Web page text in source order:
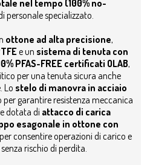
nel tempo (100% no-
personale specializzato.
ottone ad alta precisione,
e un sistema di tenuta con
PFAS-FREE certificati OLAB,
per una tenuta sicura anche
Lo stelo di manovra in acciaio
garantire resistenza meccanica
dotata di attacco di carica
esagonale in ottone con
consentire operazioni di carico e
rischio di perdita.